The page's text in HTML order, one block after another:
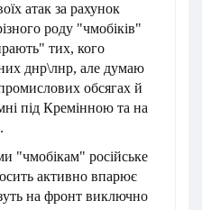
атак за рахунок
роду "чмобіків"
тих, кого
днр\лнр, але думаю
обсягах й
під Кремінною та на
"чмобікам" російське
активно впарює
на фронт виключно